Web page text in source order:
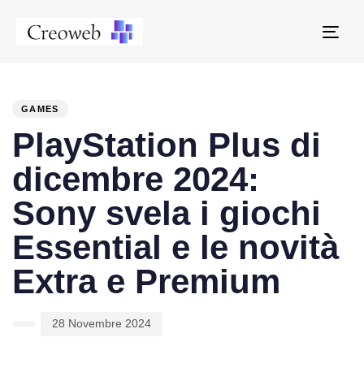
GAMES
PlayStation Plus di
dicembre 2024:
Sony svela i giochi
Essential e le novità
Extra e Premium
28 Novembre 2024